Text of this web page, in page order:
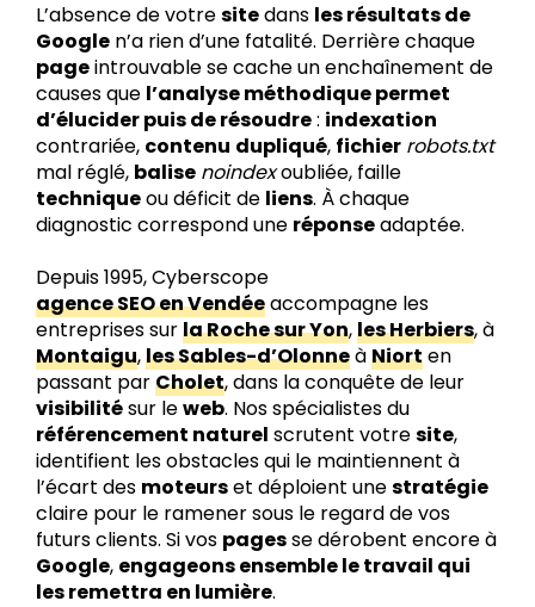
L’absence de votresitedans les résultats de
Google n’a rien d’une fatalité. Derrière chaque
pageintrouvable se cache un enchaînement de
causes que l’analyse méthodique permet
d’élucider puis de résoudre: indexation
contrariée, contenu dupliqué, fichier robots.txt
mal réglé, balise noindexoubliée, faille
techniqueou déficit de liens. À chaque
diagnostic correspond une réponseadaptée.
Depuis 1995, Cyberscope
agence SEO en Vendéeaccompagne les
entreprises surla Roche sur Yon,les Herbiers, à
Montaigu,les Sables-d’OlonneàNiorten
passant parCholet, dans la conquête de leur
visibilitésur leweb. Nos spécialistes du
référencement naturel scrutent votresite,
identifient les obstacles qui le maintiennent à
l’écart des moteurset déploient unestratégie
claire pour le ramener sous le regard de vos
futurs clients. Si vos pagesse dérobent encore à
Google, engageons ensemble le travail qui
les remettra en lumière.